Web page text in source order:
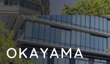
OKAYAMA